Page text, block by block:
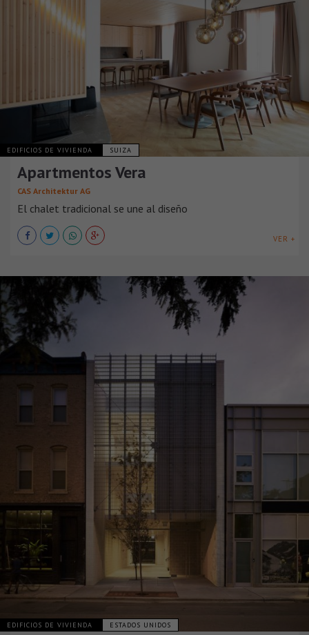
EDIFICIOS DE VIVIENDA SUIZA
Apartmentos Vera
CAS Architektur AG
El chalet tradicional se une al diseño
VER +
EDIFICIOS DE VIVIENDA ESTADOS UNIDOS